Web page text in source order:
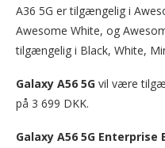
A36 5G er tilgængelig i
Awesome White, og
tilgængelig i Black, White,
Galaxy A56 5G vil være
på 3 699 DKK.
Galaxy A56 5G Enterprise